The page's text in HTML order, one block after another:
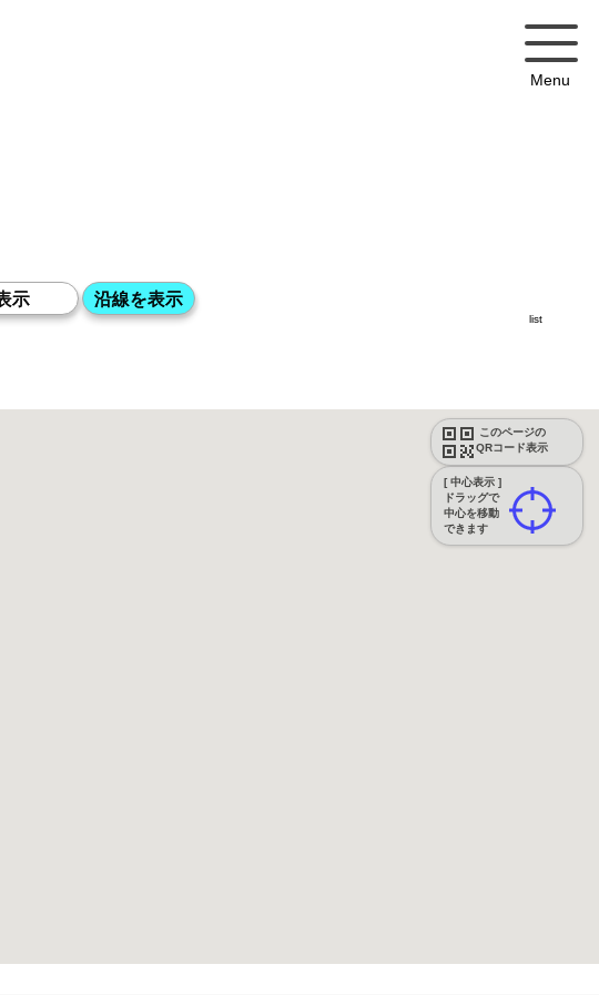
Menu
このページの
QRコード表示
[ 中心表示 ]
ドラッグで
中心を移動
できます
list